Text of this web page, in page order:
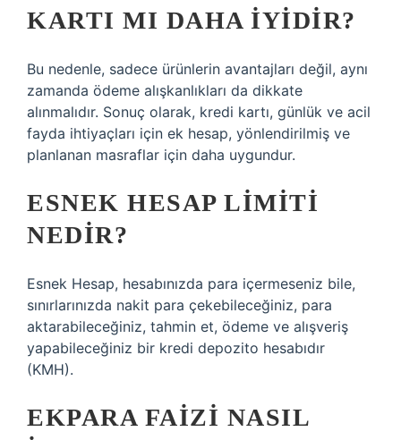
KARTI MI DAHA IYIDIR?
Bu nedenle, sadece ürünlerin avantajları değil, aynı
zamanda ödeme alışkanlıkları da dikkate
alınmalıdır. Sonuç olarak, kredi kartı, günlük ve acil
fayda ihtiyaçları için ek hesap, yönlendirilmiş ve
planlanan masraflar için daha uygundur.
ESNEK HESAP LIMITI
NEDIR?
Esnek Hesap, hesabınızda para içermeseniz bile,
sınırlarınızda nakit para çekebileceğiniz, para
aktarabileceğiniz, tahmin et, ödeme ve alışveriş
yapabileceğiniz bir kredi depozito hesabıdır
(KMH).
EKPARA FAIZI NASIL